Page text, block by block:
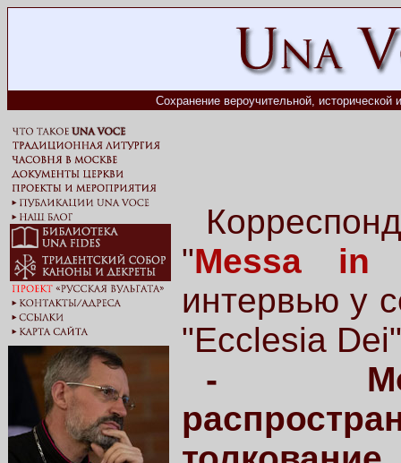
Сохранение вероучительной, исторической
"Messa in
интервью у
"Ecclesia
-